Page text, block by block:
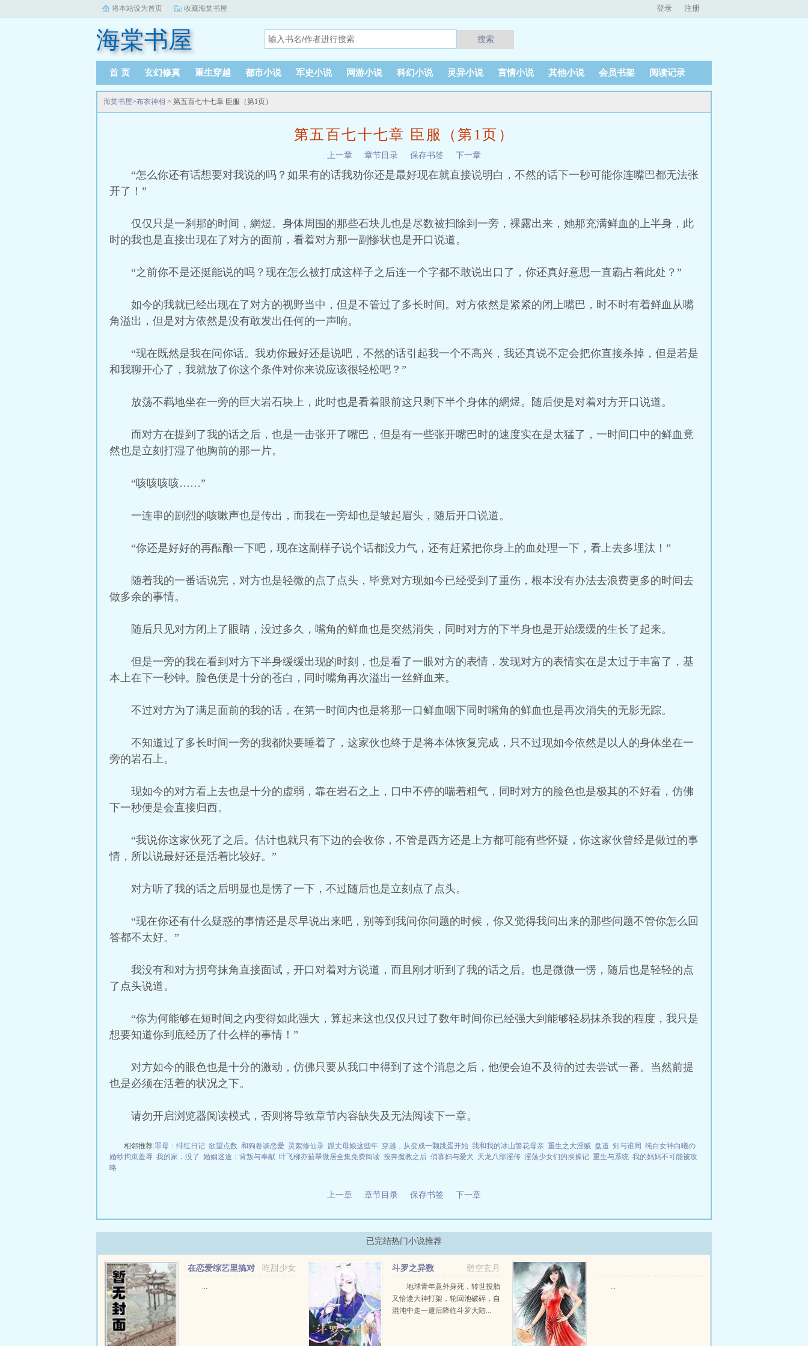
将本站设为首页 收藏海棠书屋 登录 注册
海棠书屋 搜索
首 页 玄幻修真 重生穿越 都市小说 军史小说 网游小说 科幻小说 灵异小说 言情小说 其他小说 会员书架 阅读记录
海棠书屋>布衣神相 > 第五百七十七章 臣服（第1页）
第五百七十七章 臣服（第1页）
上一章 章节目录 保存书签 下一章
“怎么你还有话想要对我说的吗？如果有的话我劝你还是最好现在就直接说明白，不然的话下一秒可能你连嘴巴都无法张
开了！”
仅仅只是一刹那的时间，網煜。身体周围的那些石块儿也是尽数被扫除到一旁，裸露出来，她那充满鲜血的上半身，此
时的我也是直接出现在了对方的面前，看着对方那一副惨状也是开口说道。
“之前你不是还挺能说的吗？现在怎么被打成这样子之后连一个字都不敢说出口了，你还真好意思一直霸占着此处？”
如今的我就已经出现在了对方的视野当中，但是不管过了多长时间。对方依然是紧紧的闭上嘴巴，时不时有着鲜血从嘴
角溢出，但是对方依然是没有敢发出任何的一声响。
“现在既然是我在问你话。我劝你最好还是说吧，不然的话引起我一个不高兴，我还真说不定会把你直接杀掉，但是若是
和我聊开心了，我就放了你这个条件对你来说应该很轻松吧？”
放荡不羁地坐在一旁的巨大岩石块上，此时也是看着眼前这只剩下半个身体的網煜。随后便是对着对方开口说道。
而对方在提到了我的话之后，也是一击张开了嘴巴，但是有一些张开嘴巴时的速度实在是太猛了，一时间口中的鲜血竟
然也是立刻打湿了他胸前的那一片。
“咳咳咳咳……”
一连串的剧烈的咳嗽声也是传出，而我在一旁却也是皱起眉头，随后开口说道。
“你还是好好的再酝酿一下吧，现在这副样子说个话都没力气，还有赶紧把你身上的血处理一下，看上去多埋汰！”
随着我的一番话说完，对方也是轻微的点了点头，毕竟对方现如今已经受到了重伤，根本没有办法去浪费更多的时间去
做多余的事情。
随后只见对方闭上了眼睛，没过多久，嘴角的鲜血也是突然消失，同时对方的下半身也是开始缓缓的生长了起来。
但是一旁的我在看到对方下半身缓缓出现的时刻，也是看了一眼对方的表情，发现对方的表情实在是太过于丰富了，基
本上在下一秒钟。脸色便是十分的苍白，同时嘴角再次溢出一丝鲜血来。
不过对方为了满足面前的我的话，在第一时间内也是将那一口鲜血咽下同时嘴角的鲜血也是再次消失的无影无踪。
不知道过了多长时间一旁的我都快要睡着了，这家伙也终于是将本体恢复完成，只不过现如今依然是以人的身体坐在一
旁的岩石上。
现如今的对方看上去也是十分的虚弱，靠在岩石之上，口中不停的喘着粗气，同时对方的脸色也是极其的不好看，仿佛
下一秒便是会直接归西。
“我说你这家伙死了之后。估计也就只有下边的会收你，不管是西方还是上方都可能有些怀疑，你这家伙曾经是做过的事
情，所以说最好还是活着比较好。”
对方听了我的话之后明显也是愣了一下，不过随后也是立刻点了点头。
“现在你还有什么疑惑的事情还是尽早说出来吧，别等到我问你问题的时候，你又觉得我问出来的那些问题不管你怎么回
答都不太好。”
我没有和对方拐弯抹角直接面试，开口对着对方说道，而且刚才听到了我的话之后。也是微微一愣，随后也是轻轻的点
了点头说道。
“你为何能够在短时间之内变得如此强大，算起来这也仅仅只过了数年时间你已经强大到能够轻易抹杀我的程度，我只是
想要知道你到底经历了什么样的事情！”
对方如今的眼色也是十分的激动，仿佛只要从我口中得到了这个消息之后，他便会迫不及待的过去尝试一番。当然前提
也是必须在活着的状况之下。
请勿开启浏览器阅读模式，否则将导致章节内容缺失及无法阅读下一章。
相邻推荐:罪母：绯红日记 欲望点数 和狗卷谈恋爱 灵絮修仙录 跟丈母娘这些年 穿越，从变成一颗跳蛋开始 我和我的冰山警花母亲 重生之大淫贼 盘道 知与谁同 纯白女神白曦の
婚纱拘束羞辱 我的家，没了 婚姻迷途：背叛与奉献 叶飞柳亦茹翠微居全集免费阅读 投奔魔教之后 俏寡妇与爱犬 天龙八部淫传 淫荡少女们的挨操记 重生与系统 我的妈妈不可能被攻
略
上一章 章节目录 保存书签 下一章
已完结热门小说推荐
吃甜少女
在恋爱综艺里搞对
...
碧空玄月
斗罗之异数
地球青年意外身死，转世投胎
又恰逢大神打架，轮回池破碎，自
混沌中走一遭后降临斗罗大陆...
...